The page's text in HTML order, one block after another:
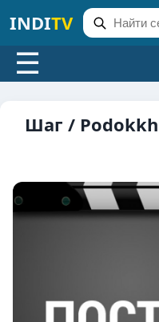
INDITV
☰
Шаг /